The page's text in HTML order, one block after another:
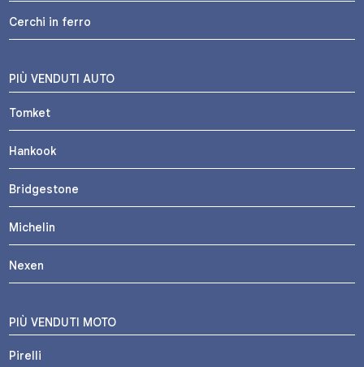
Cerchi in ferro
PIÙ VENDUTI AUTO
Tomket
Hankook
Bridgestone
Michelin
Nexen
PIÙ VENDUTI MOTO
Pirelli